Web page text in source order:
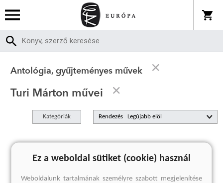
Antológia, gyűjteményes művek
Turi Márton művei
Kategóriák Rendezés
A keresett kifejezésre nincs találat
Ez a weboldal sütiket (cookie) használ
Weboldalunk tartalmának személyre szabott megjelenítése